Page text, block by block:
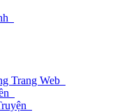
Trang Web